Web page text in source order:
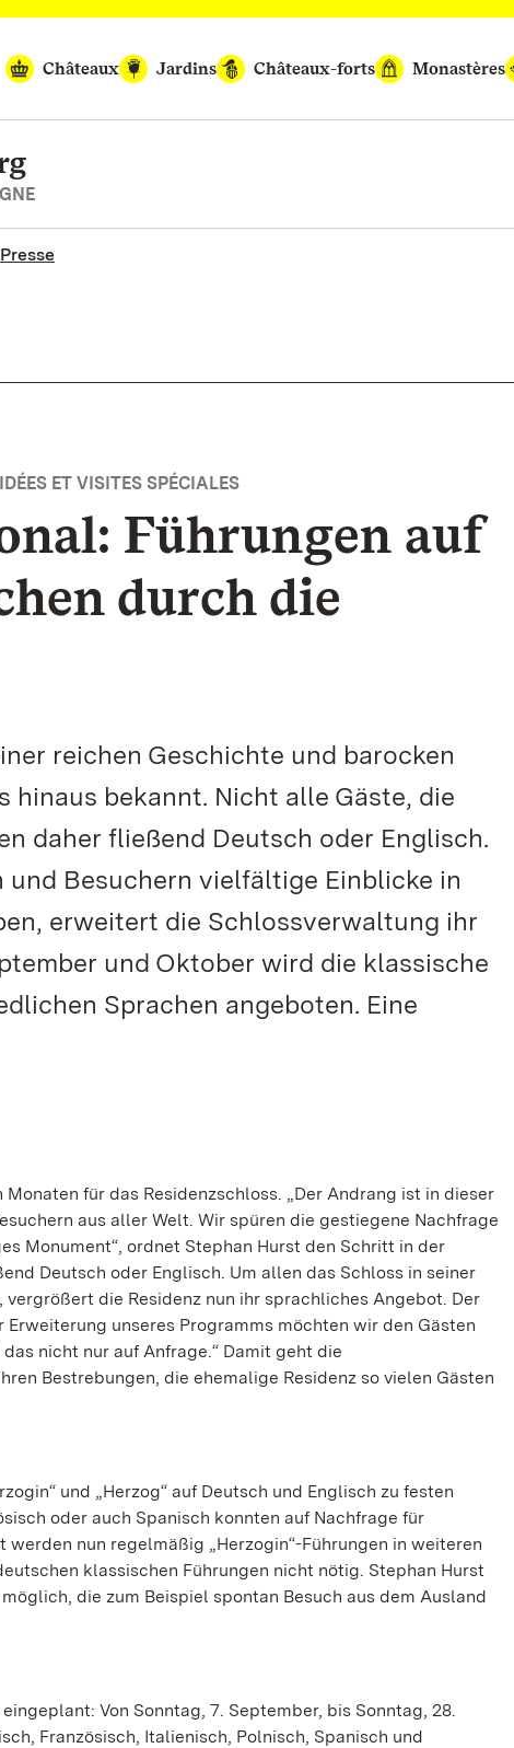
Châteaux
Jardins Châteaux-forts Monastères
Presse
ET VISITES SPÉCIALES
Führungen auf
durch die
reichen Geschichte und barocken
hinaus bekannt. Nicht alle Gäste, die
daher fließend Deutsch oder Englisch.
Besuchern vielfältige Einblicke in
erweitert die Schlossverwaltung ihr
und Oktober wird die klassische
Sprachen angeboten. Eine
für das Residenzschloss. „Der Andrang ist in dieser
aus aller Welt. Wir spüren die gestiegene Nachfrage
Monument“, ordnet Stephan Hurst den Schritt in der
Deutsch oder Englisch. Um allen das Schloss in seiner
die Residenz nun ihr sprachliches Angebot. Der
unseres Programms möchten wir den Gästen
nicht nur auf Anfrage.“ Damit geht die
Bestrebungen, die ehemalige Residenz so vielen Gästen
und „Herzog“ auf Deutsch und Englisch zu festen
oder auch Spanisch konnten auf Nachfrage für
nun regelmäßig „Herzogin“-Führungen in weiteren
klassischen Führungen nicht nötig. Stephan Hurst
die zum Beispiel spontan Besuch aus dem Ausland
Von Sonntag, 7. September, bis Sonntag, 28.
Französisch, Italienisch, Polnisch, Spanisch und